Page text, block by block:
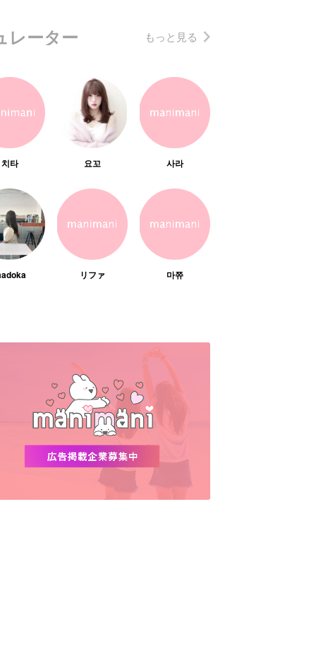
レーター もっと見る
치타 요꼬 사라
リファ 마쮸